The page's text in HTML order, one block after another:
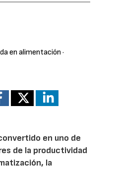
en alimentación ·
en uno de
de la productividad
la